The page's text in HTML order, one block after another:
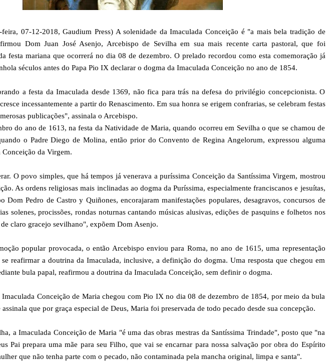
feira, 07-12-2018, Gaudium Press) A solenidade da Imaculada Conceição é "a mais bela tradição de
Dom Juan José Asenjo, Arcebispo de Sevilha em sua mais recente carta pastoral, que foi
festa mariana que ocorrerá no dia 08 de dezembro. O prelado recordou como esta comemoração já
séculos antes do Papa Pio IX declarar o dogma da Imaculada Conceição no ano de 1854.
a festa da Imaculada desde 1369, não fica para trás na defesa do privilégio concepcionista. O
incessantemente a partir do Renascimento. Em sua honra se erigem confrarias, se celebram festas
publicações", assinala o Arcebispo.
do ano de 1613, na festa da Natividade de Maria, quando ocorreu em Sevilha o que se chamou de
o Padre Diego de Molina, então prior do Convento de Regina Angelorum, expressou alguma
da Virgem.
O povo simples, que há tempos já venerava a puríssima Conceição da Santíssima Virgem, mostrou
As ordens religiosas mais inclinadas ao dogma da Puríssima, especialmente franciscanos e jesuítas,
Dom Pedro de Castro y Quiñones, encorajaram manifestações populares, desagravos, concursos de
solenes, procissões, rondas noturnas cantando músicas alusivas, edições de pasquins e folhetos nos
claro gracejo sevilhano", expõem Dom Asenjo.
popular provocada, o então Arcebispo enviou para Roma, no ano de 1615, uma representação
reafirmar a doutrina da Imaculada, inclusive, a definição do dogma. Uma resposta que chegou em
bula papal, reafirmou a doutrina da Imaculada Conceição, sem definir o dogma.
Conceição de Maria chegou com Pio IX no dia 08 de dezembro de 1854, por meio da bula
que por graça especial de Deus, Maria foi preservada de todo pecado desde sua concepção.
a Imaculada Conceição de Maria "é uma das obras mestras da Santíssima Trindade", posto que "na
Pai prepara uma mãe para seu Filho, que vai se encarnar para nossa salvação por obra do Espírito
que não tenha parte com o pecado, não contaminada pela mancha original, limpa e santa".